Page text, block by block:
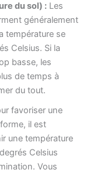
du sol) :Les
généralement
température se
Celsius. Si la
basse, les
de temps à
du tout.
favoriser une
il est
une température
Celsius
Vous